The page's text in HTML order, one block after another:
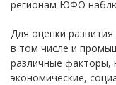
регионам ЮФО
Для оценки
в том числе и
различные факторы,
экономические,